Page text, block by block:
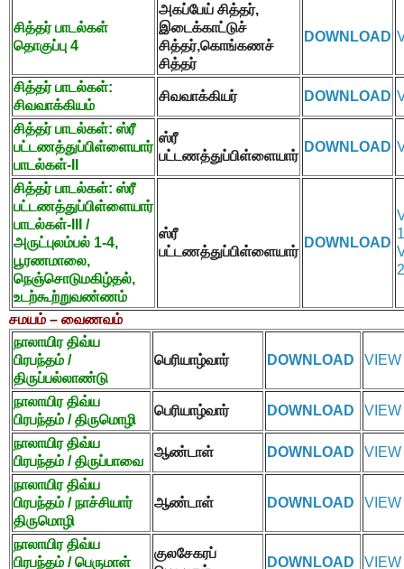
சித்தர் பாடல்கள்
தொகுப்பு 4
அகப்பேய் சித்தர்,
இடைக்காட்டுச்
சித்தர்,கொங்கணச்
சித்தர்
DOWNLOAD
சித்தர் பாடல்கள்:
சிவவாக்கியம்
சிவவாக்கியர் DOWNLOAD
சித்தர் பாடல்கள்: ஸ்ரீ
பட்டணத்துப்பிள்ளையார்
பாடல்கள்-
ஸ்ரீ
பட்டணத்துப்பிள்ளையார்
DOWNLOAD
சித்தர் பாடல்கள்: ஸ்ரீ
பட்டணத்துப்பிள்ளையார்
பாடல்கள்- III /
அருட்புலம்பல் 1-4,
பூரணமாலை,
நெஞ்சொடுமகிழ்தல்,
உடற்கூற்றுவண்ணம்
ஸ்ரீ
பட்டணத்துப்பிள்ளையார்
DOWNLOAD
1
2
சமயம் – வைணவம்
நாலாயிர திவ்ய
பிரபந்தம் /
திருப்பல்லாண்டு
பெரியாழ்வார் DOWNLOAD VIEW
நாலாயிர திவ்ய
பிரபந்தம் / திருமொழி
பெரியாழ்வார் DOWNLOAD VIEW
நாலாயிர திவ்ய
பிரபந்தம் / திருப்பாவை
ஆண்டாள் DOWNLOAD VIEW
நாலாயிர திவ்ய
பிரபந்தம் / நாச்சியார்
திருமொழி
ஆண்டாள் DOWNLOAD VIEW
நாலாயிர திவ்ய
பிரபந்தம் / பெருமாள்
குலசேகரப்
DOWNLOAD VIEW